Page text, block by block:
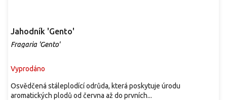
Jahodník 'Gento'
Fragaria 'Gento'
Vyprodáno
Osvědčená stáleplodící odrůda, která poskytuje úrodu
aromatických plodů od června až do prvních...